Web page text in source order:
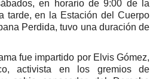
en horario de 9:00 de la
tarde, en la Estación del Cuerpo
Perdida, tuvo una duración de
fue impartido por Elvis Gómez,
activista en los gremios de